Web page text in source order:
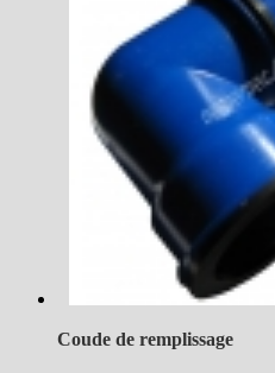
Coude de remplissage